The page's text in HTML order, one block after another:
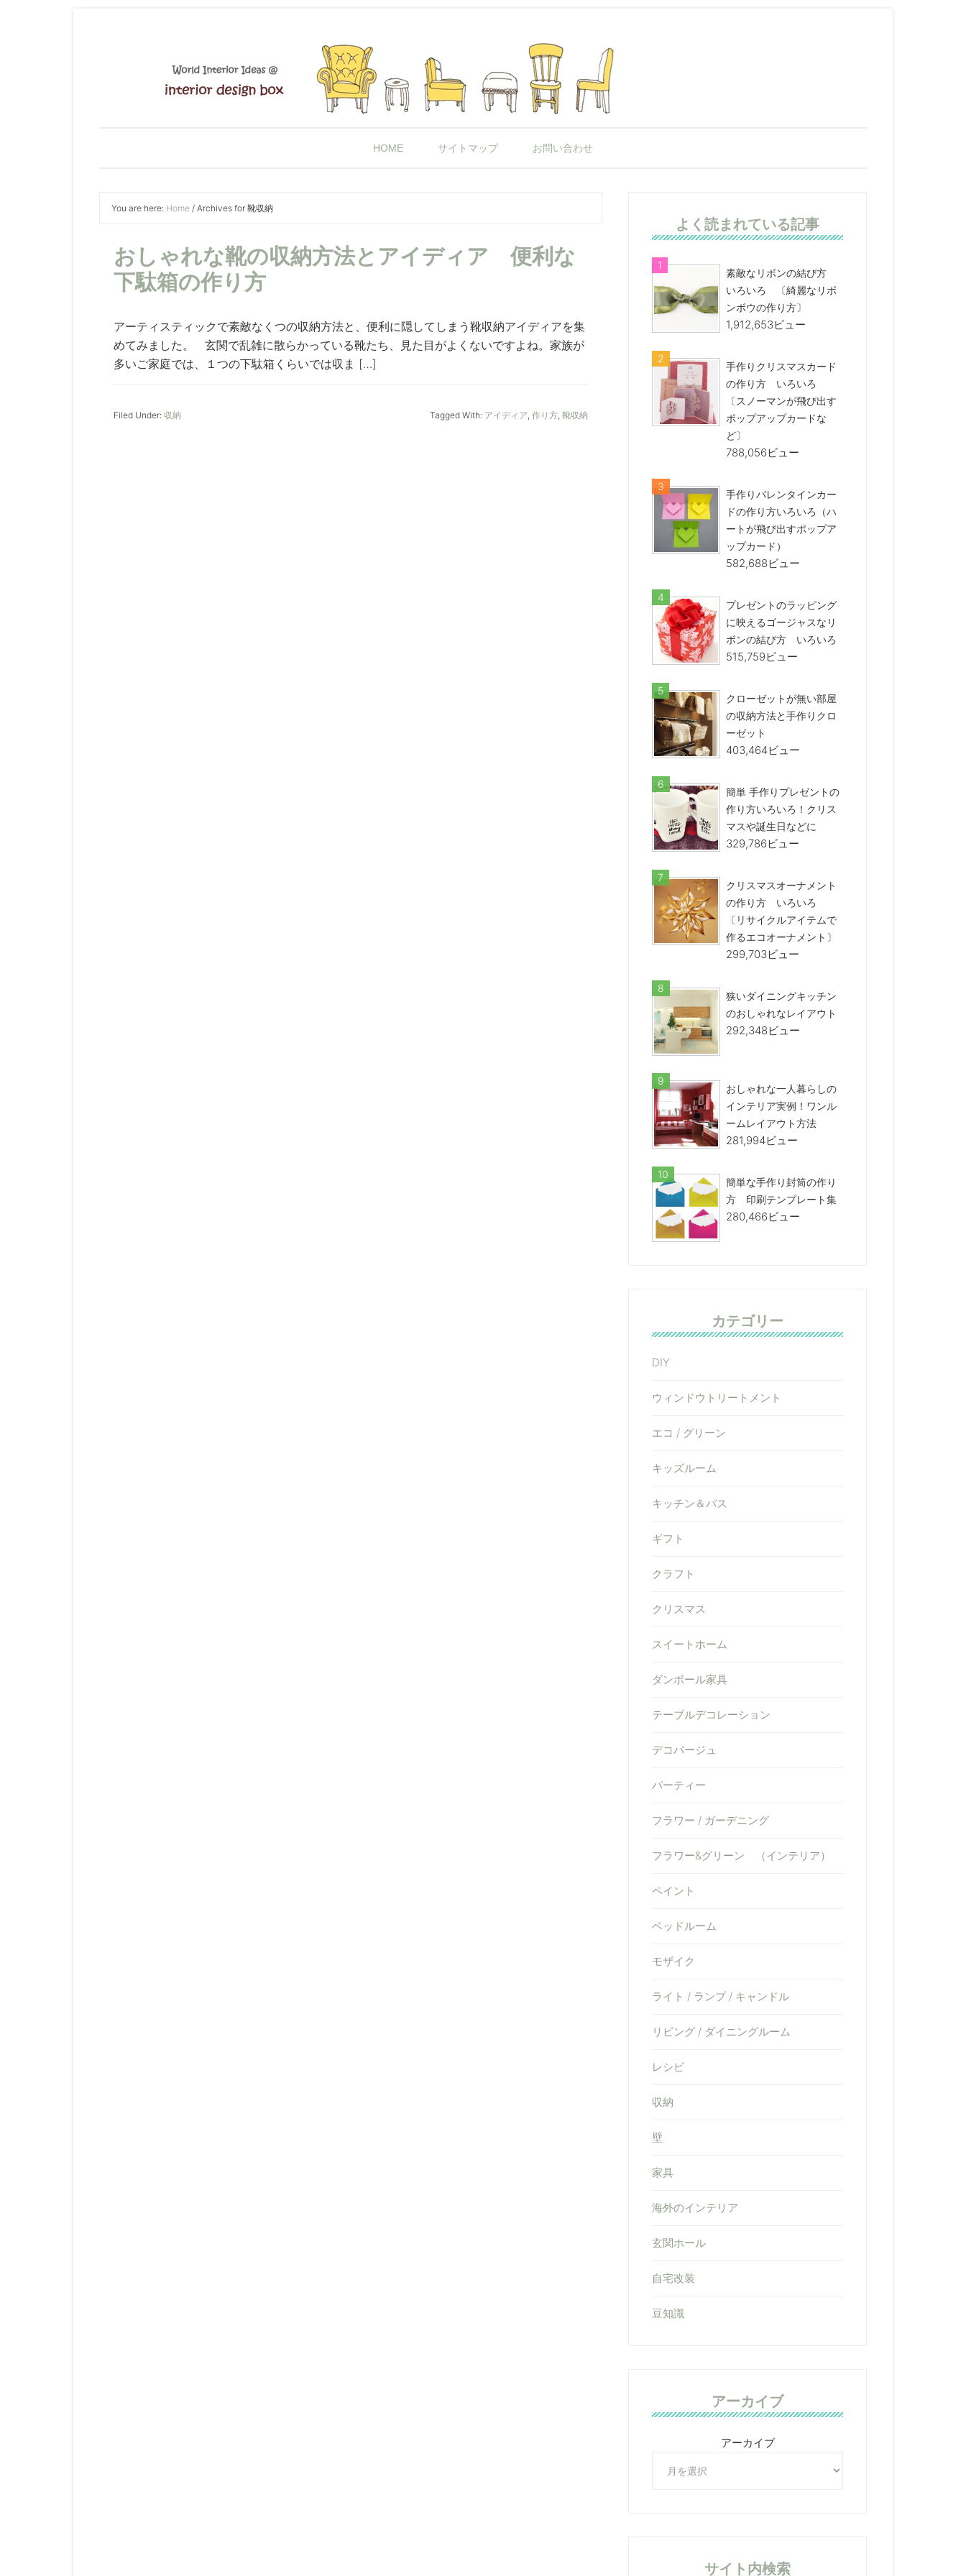
HOME サイトマップ お問い合わせ
You are here: Home / Archives for 靴収納
おしゃれな靴の収納方法とアイディア 便利な
下駄箱の作り方
アーティスティックで素敵なくつの収納方法と、便利に隠してしまう靴収納アイディアを集
めてみました。 玄関で乱雑に散らかっている靴たち、見た目がよくないですよね。家族が
多いご家庭では、１つの下駄箱くらいでは収ま […]
Filed Under: 収納 Tagged With: アイディア, 作り方, 靴収納
よく読まれている記事
素敵なリボンの結び方
いろいろ 〔綺麗なリボ
ンボウの作り方〕
1,912,653ビュー
手作りクリスマスカード
の作り方 いろいろ
〔スノーマンが飛び出す
ポップアップカードな
ど〕
788,056ビュー
手作りバレンタインカー
ドの作り方いろいろ（ハ
ートが飛び出すポップア
ップカード）
582,688ビュー
プレゼントのラッピング
に映えるゴージャスなリ
ボンの結び方 いろいろ
515,759ビュー
クローゼットが無い部屋
の収納方法と手作りクロ
ーゼット
403,464ビュー
簡単 手作りプレゼントの
作り方いろいろ！クリス
マスや誕生日などに
329,786ビュー
クリスマスオーナメント
の作り方 いろいろ
〔リサイクルアイテムで
作るエコオーナメント〕
299,703ビュー
狭いダイニングキッチン
のおしゃれなレイアウト
292,348ビュー
おしゃれな一人暮らしの
インテリア実例！ワンル
ームレイアウト方法
281,994ビュー
簡単な手作り封筒の作り
方 印刷テンプレート集
280,466ビュー
カテゴリー
DIY
ウィンドウトリートメント
エコ / グリーン
キッズルーム
キッチン＆バス
ギフト
クラフト
クリスマス
スイートホーム
ダンボール家具
テーブルデコレーション
デコパージュ
パーティー
フラワー / ガーデニング
フラワー&グリーン （インテリア）
ペイント
ベッドルーム
モザイク
ライト / ランプ / キャンドル
リビング / ダイニングルーム
レシピ
収納
壁
家具
海外のインテリア
玄関ホール
自宅改装
豆知識
アーカイブ
アーカイブ
サイト内検索